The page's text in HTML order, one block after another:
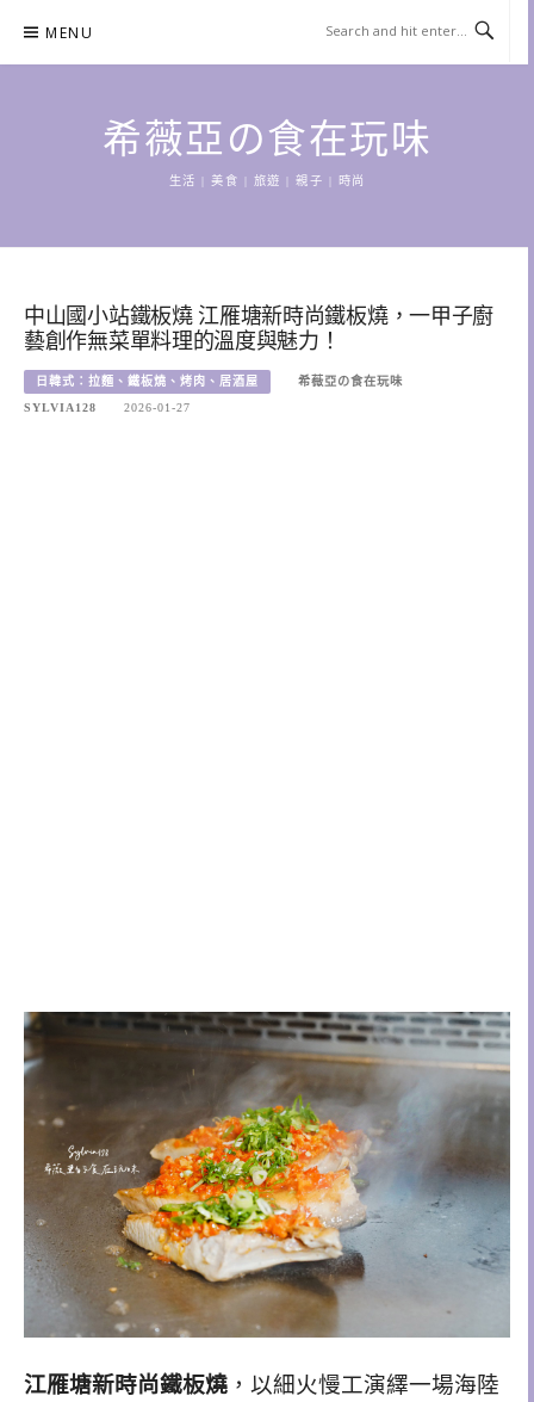
content
MENU
希薇亞の食在玩味
生活 | 美食 | 旅遊 | 親子 | 時尚
中山國小站鐵板燒 江雁塘新時尚鐵板燒，一甲子廚
藝創作無菜單料理的溫度與魅力！
日韓式：拉麵、鐵板燒、烤肉、居酒屋
希薇亞の食在玩味
SYLVIA128
2026-01-27
江雁塘新時尚鐵板燒 ，以細火慢工演繹一場海陸